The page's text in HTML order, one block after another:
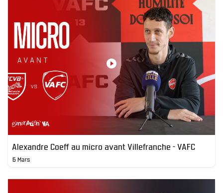
Alexandre Coeff au micro avant Villefranche - VAFC
6 Mars